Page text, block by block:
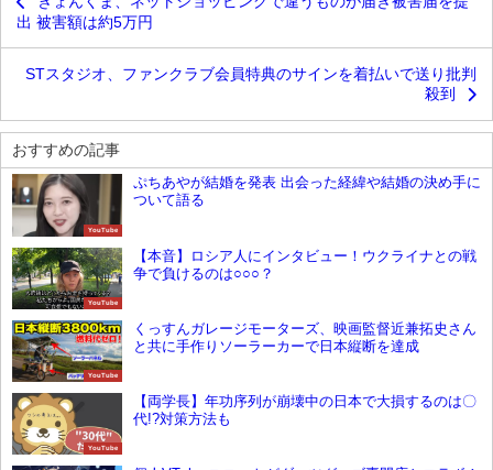
出 被害額は約5万円
STスタジオ、ファンクラブ会員特典のサインを着払いで送り批判
殺到
おすすめの記事
YouTube
ぷちあやが結婚を発表 出会った経緯や結婚の決め手に
ついて語る
YouTube
【本音】ロシア人にインタビュー！ウクライナとの戦
争で負けるのは○○○？
YouTube
くっすんガレージモーターズ、映画監督近兼拓史さん
と共に手作りソーラーカーで日本縦断を達成
YouTube
【両学長】年功序列が崩壊中の日本で大損するのは〇
代!?対策方法も